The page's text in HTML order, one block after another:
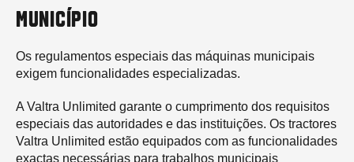
MUNICÍPIO
Os regulamentos especiais das máquinas municipais
exigem funcionalidades especializadas.
A Valtra Unlimited garante o cumprimento dos requisitos
especiais das autoridades e das instituições. Os tractores
Valtra Unlimited estão equipados com as funcionalidades
exactas necessárias para trabalhos municipais